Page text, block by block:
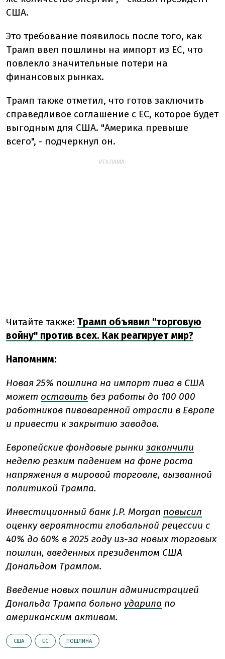
США.
Это требование появилось после того, как
Трамп ввел пошлины на импорт из ЕС, что
повлекло значительные потери на
финансовых рынках.
Трамп также отметил, что готов заключить
справедливое соглашение с ЕС, которое будет
выгодным для США. "Америка превыше
всего", - подчеркнул он.
РЕКЛАМА:
Читайте также: Трамп объявил "торговую
войну" против всех. Как реагирует мир?
Напомним:
Новая 25% пошлина на импорт пива в США
может оставить без работы до 100 000
работников пивоваренной отрасли в Европе
и привести к закрытию заводов.
Европейские фондовые рынки закончили
неделю резким падением на фоне роста
напряжения в мировой торговле, вызванной
политикой Трампа.
Инвестиционный банк J.P. Morgan повысил
оценку вероятности глобальной рецессии с
40% до 60% в 2025 году из-за новых торговых
пошлин, введенных президентом США
Дональдом Трампом.
Введение новых пошлин администрацией
Дональда Трампа больно ударило по
американским активам.
США ЕС ПОШЛИНА